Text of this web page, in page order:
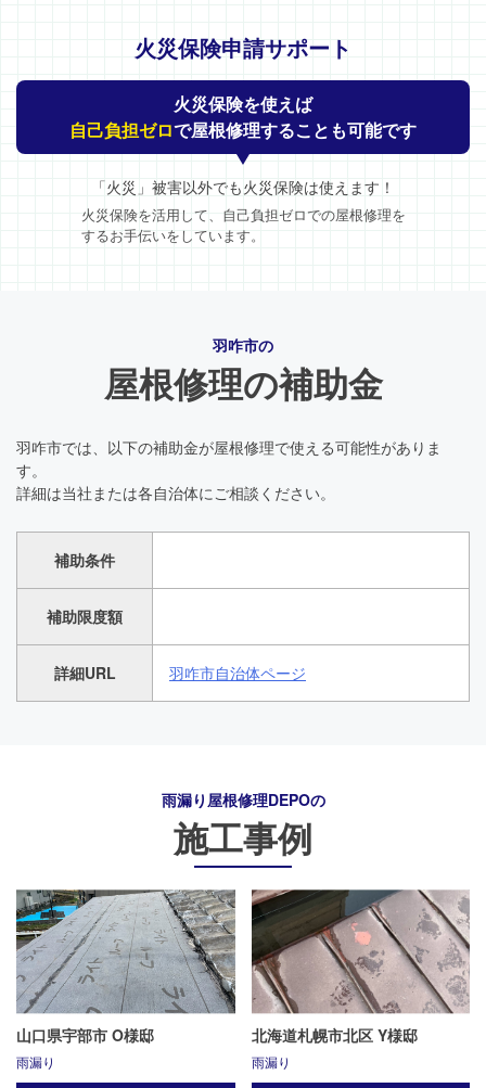
火災保険申請サポート
火災保険を使えば
自己負担ゼロで屋根修理することも可能です
「火災」被害以外でも火災保険は使えます！
火災保険を活用して、自己負担ゼロでの屋根修理を
するお手伝いをしています。
羽咋市の
屋根修理の補助金
羽咋市では、以下の補助金が屋根修理で使える可能性がありま
す。
詳細は当社または各自治体にご相談ください。
補助条件
補助限度額
詳細URL 羽咋市自治体ページ
雨漏り屋根修理DEPOの
施工事例
山口県宇部市 O様邸
雨漏り
北海道札幌市北区 Y様邸
雨漏り